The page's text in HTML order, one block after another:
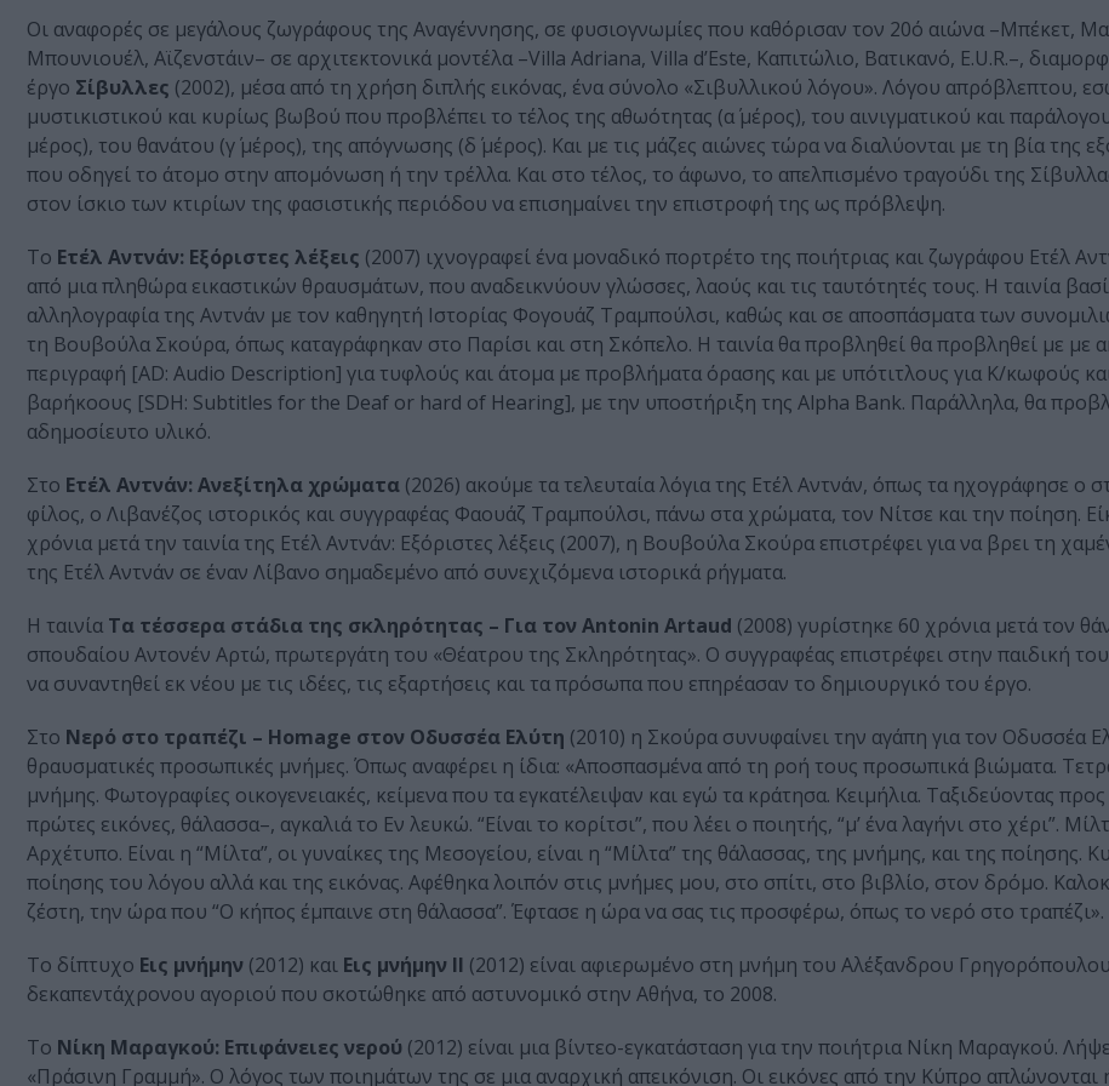
Οι αναφορές σε μεγάλους ζωγράφους της Αναγέννησης, σε φυσιογνωμίες που καθόρισαν τον 20ό αιώνα –Μπέκετ,
Μπουνιουέλ, Αϊζενστάιν– σε αρχιτεκτονικά μοντέλα –Villa Adriana, Villa d’Este, Καπιτώλιο, Βατικανό, E.U.R.–,
έργο Σίβυλλες (2002), μέσα από τη χρήση διπλής εικόνας, ένα σύνολο «Σιβυλλικού λόγου». Λόγου απρόβλεπτου,
μυστικιστικού και κυρίως βωβού που προβλέπει το τέλος της αθωότητας (α΄ μέρος), του αινιγματικού και
μέρος), του θανάτου (γ΄ μέρος), της απόγνωσης (δ΄ μέρος). Και με τις μάζες αιώνες τώρα να διαλύονται με τη βία της
που οδηγεί το άτομο στην απομόνωση ή την τρέλλα. Και στο τέλος, το άφωνο, το απελπισμένο τραγούδι της
στον ίσκιο των κτιρίων της φασιστικής περιόδου να επισημαίνει την επιστροφή της ως πρόβλεψη.
Το Ετέλ Αντνάν: Εξόριστες λέξεις (2007) ιχνογραφεί ένα μοναδικό πορτρέτο της ποιήτριας και ζωγράφου Ετέλ
από μια πληθώρα εικαστικών θραυσμάτων, που αναδεικνύουν γλώσσες, λαούς και τις ταυτότητές τους. Η ταινία
αλληλογραφία της Αντνάν με τον καθηγητή Ιστορίας Φογουάζ Τραμπούλσι, καθώς και σε αποσπάσματα των
τη Βουβούλα Σκούρα, όπως καταγράφηκαν στο Παρίσι και στη Σκόπελο. Η ταινία θα προβληθεί θα προβληθεί με με
περιγραφή [AD: Audio Description] για τυφλούς και άτομα με προβλήματα όρασης και με υπότιτλους για Κ/κωφούς
βαρήκοους [SDH: Subtitles for the Deaf or hard of Hearing], με την υποστήριξη της Alpha Bank. Παράλληλα, θα
αδημοσίευτο υλικό.
Στο Ετέλ Αντνάν: Ανεξίτηλα χρώματα (2026) ακούμε τα τελευταία λόγια της Ετέλ Αντνάν, όπως τα ηχογράφησε ο
φίλος, ο Λιβανέζος ιστορικός και συγγραφέας Φαουάζ Τραμπούλσι, πάνω στα χρώματα, τον Νίτσε και την ποίηση.
χρόνια μετά την ταινία της Ετέλ Αντνάν: Εξόριστες λέξεις (2007), η Βουβούλα Σκούρα επιστρέφει για να βρει τη
της Ετέλ Αντνάν σε έναν Λίβανο σημαδεμένο από συνεχιζόμενα ιστορικά ρήγματα.
H ταινία Τα τέσσερα στάδια της σκληρότητας – Για τον Antonin Artaud (2008) γυρίστηκε 60 χρόνια μετά τον
σπουδαίου Αντονέν Αρτώ, πρωτεργάτη του «Θέατρου της Σκληρότητας». Ο συγγραφέας επιστρέφει στην παιδική του
να συναντηθεί εκ νέου με τις ιδέες, τις εξαρτήσεις και τα πρόσωπα που επηρέασαν το δημιουργικό του έργο.
Στο Νερό στο τραπέζι – Homage στον Οδυσσέα Ελύτη (2010) η Σκούρα συνυφαίνει την αγάπη για τον Οδυσσέα
θραυσματικές προσωπικές μνήμες. Όπως αναφέρει η ίδια: «Αποσπασμένα από τη ροή τους προσωπικά βιώματα.
μνήμης. Φωτογραφίες οικογενειακές, κείμενα που τα εγκατέλειψαν και εγώ τα κράτησα. Κειμήλια. Ταξιδεύοντας προς
πρώτες εικόνες, θάλασσα–, αγκαλιά το Εν λευκώ. “Είναι το κορίτσι”, που λέει ο ποιητής, “μ’ ένα λαγήνι στο χέρι”.
Αρχέτυπο. Είναι η “Μίλτα”, οι γυναίκες της Μεσογείου, είναι η “Μίλτα” της θάλασσας, της μνήμης, και της ποίησης.
ποίησης του λόγου αλλά και της εικόνας. Αφέθηκα λοιπόν στις μνήμες μου, στο σπίτι, στο βιβλίο, στον δρόμο.
ζέστη, την ώρα που “Ο κήπος έμπαινε στη θάλασσα”. Έφτασε η ώρα να σας τις προσφέρω, όπως το νερό στο τραπέζι».
Το δίπτυχο Εις μνήμην (2012) και Εις μνήμην II (2012) είναι αφιερωμένο στη μνήμη του Αλέξανδρου
δεκαπεντάχρονου αγοριού που σκοτώθηκε από αστυνομικό στην Αθήνα, το 2008.
Το Νίκη Μαραγκού: Επιφάνειες νερού (2012) είναι μια βίντεο-εγκατάσταση για την ποιήτρια Νίκη Μαραγκού.
«Πράσινη Γραμμή». Ο λόγος των ποιημάτων της σε μια αναρχική απεικόνιση. Οι εικόνες από την Κύπρο απλώνονται